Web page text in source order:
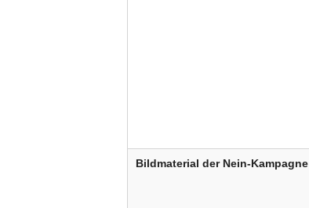
Bildmaterial der Nein-Kampagne